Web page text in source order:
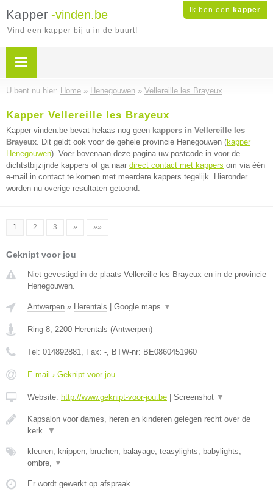
Ik ben een kapper
Kapper -vinden.be
Vind een kapper bij u in de buurt!
U bent nu hier: Home » Henegouwen » Vellereille les Brayeux
Kapper Vellereille les Brayeux
Kapper-vinden.be bevat helaas nog geen kappers in Vellereille les
Brayeux. Dit geldt ook voor de gehele provincie Henegouwen (kapper
Henegouwen). Voer bovenaan deze pagina uw postcode in voor de
dichtstbijzijnde kappers of ga naar direct contact met kappers om via één
e-mail in contact te komen met meerdere kappers tegelijk. Hieronder
worden nu overige resultaten getoond.
1 2 3 » »»
Geknipt voor jou
Niet gevestigd in de plaats Vellereille les Brayeux en in de provincie
Henegouwen.
Antwerpen » Herentals Google maps ▼
Ring 8, 2200 Herentals (Antwerpen)
Tel: 014892881, Fax: -, BTW-nr: BE0860451960
E-mail › Geknipt voor jou
Website: http://www.geknipt-voor-jou.be Screenshot ▼
Kapsalon voor dames, heren en kinderen gelegen recht over de
kerk. ▼
kleuren, knippen, bruchen, balayage, teasylights, babylights,
ombre, ▼
Er wordt gewerkt op afspraak.